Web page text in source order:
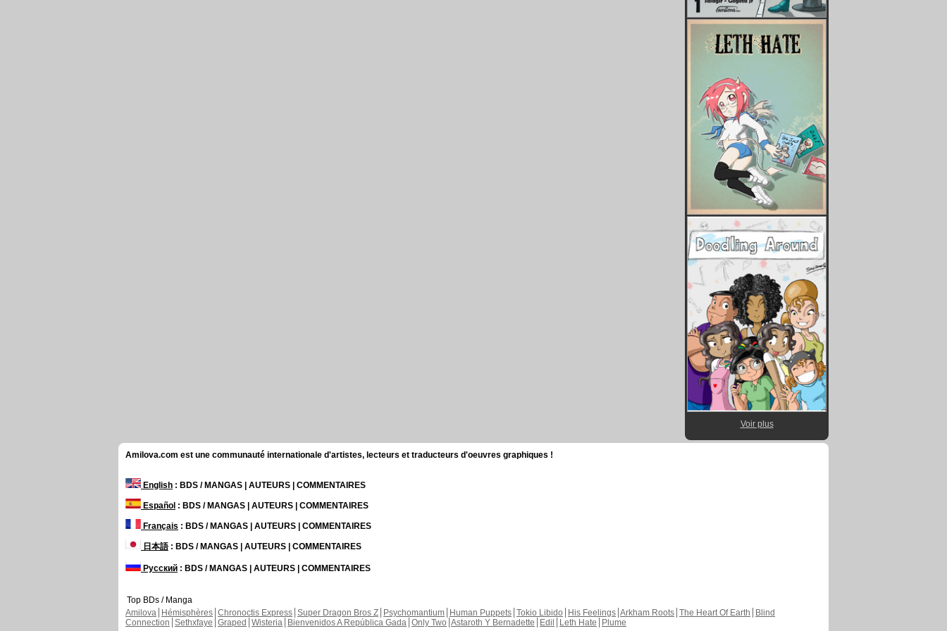
Voir plus
Amilova.com est une communauté internationale d'artistes, lecteurs et traducteurs d'oeuvres graphiques !
English : BDS / MANGAS | AUTEURS | COMMENTAIRES
Español : BDS / MANGAS | AUTEURS | COMMENTAIRES
Français : BDS / MANGAS | AUTEURS | COMMENTAIRES
日本語: BDS / MANGAS | AUTEURS | COMMENTAIRES
Русский : BDS / MANGAS | AUTEURS | COMMENTAIRES
Top BDs / Manga
Amilova
Hémisphères Chronoctis Express Super Dragon Bros Z Psychomantium Human Puppets Tokio Libido His Feelings Arkham Roots The Heart Of Earth
Blind
Connection Sethxfaye Graped Wisteria Bienvenidos A República Gada Only Two Astaroth Y Bernadette Edil Leth Hate Plume